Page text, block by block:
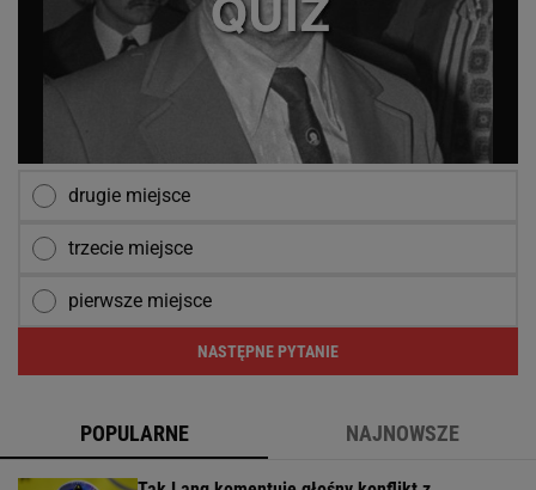
drugie miejsce
trzecie miejsce
pierwsze miejsce
NASTĘPNE PYTANIE
POPULARNE NAJNOWSZE